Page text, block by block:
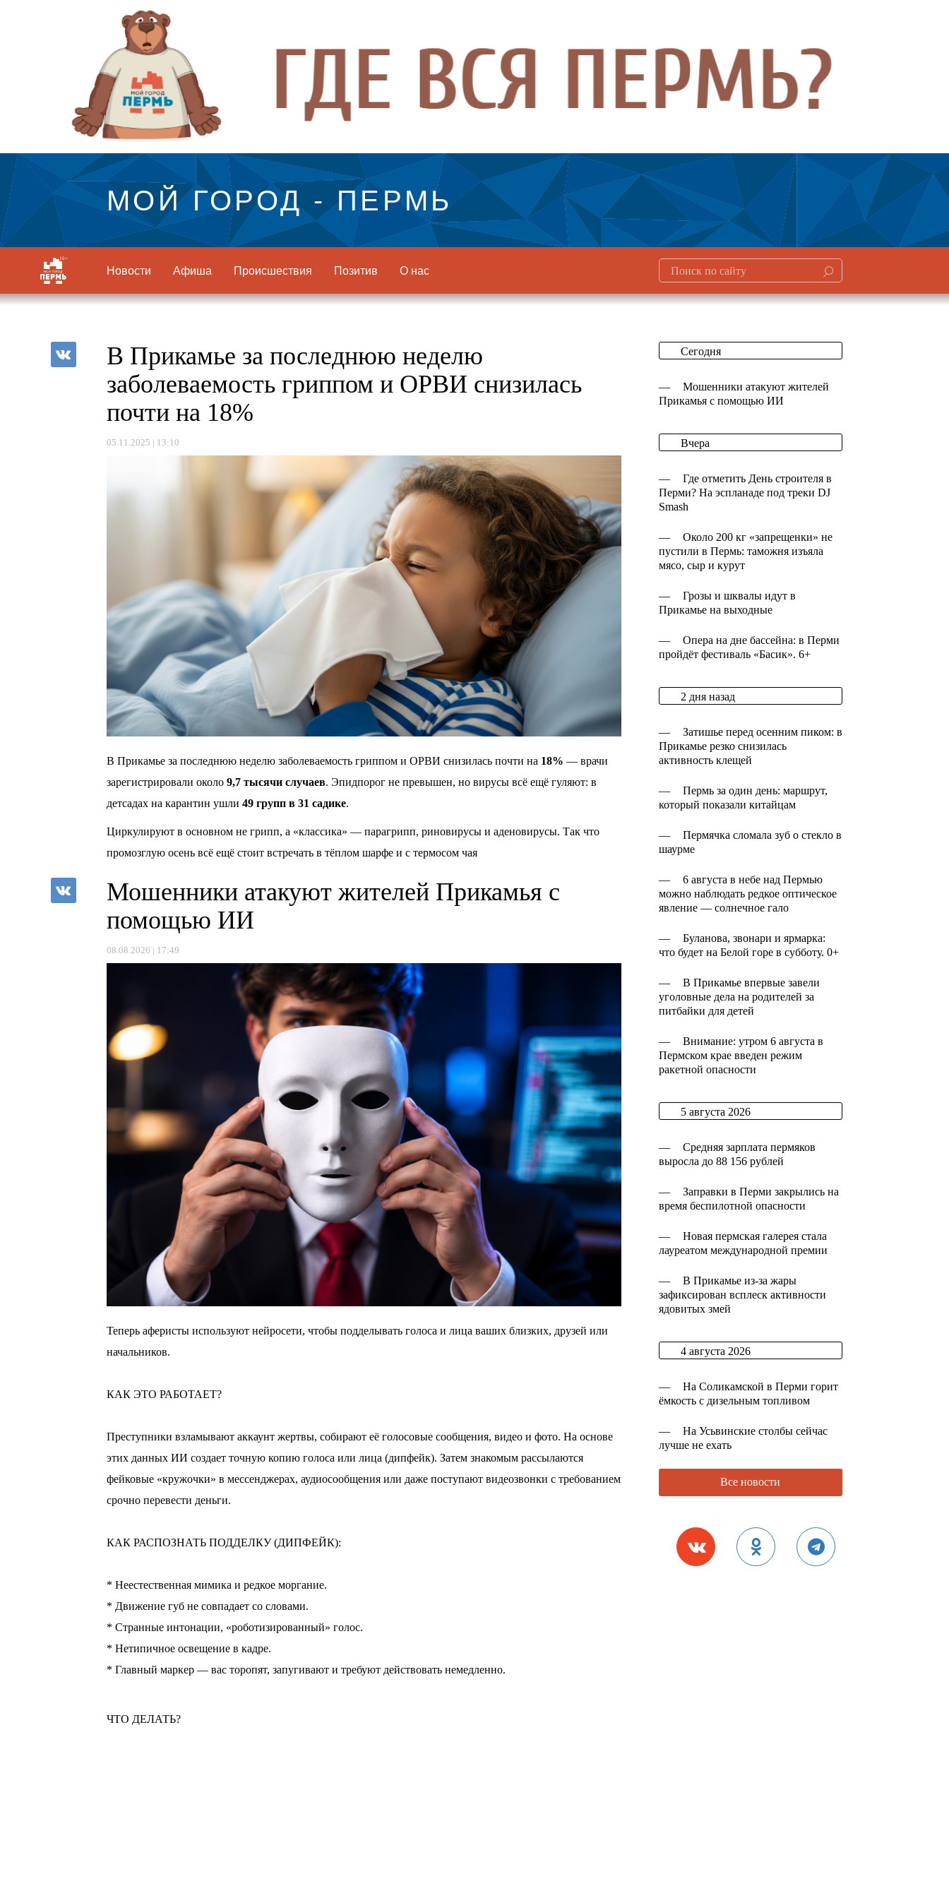
МОЙ ГОРОД - ПЕРМЬ
Новости Афиша Происшествия Позитив О нас
В Прикамье за последнюю неделю
заболеваемость гриппом и ОРВИ снизилась
почти на 18%
05.11.2025 | 13:10
В Прикамье за последнюю неделю заболеваемость гриппом и ОРВИ снизилась почти на 18% — врачи
зарегистрировали около 9,7 тысячи случаев. Эпидпорог не превышен, но вирусы всё ещё гуляют: в
детсадах на карантин ушли 49 групп в 31 садике.
Циркулируют в основном не грипп, а «классика» — парагрипп, риновирусы и аденовирусы. Так что
промозглую осень всё ещё стоит встречать в тёплом шарфе и с термосом чая
Мошенники атакуют жителей Прикамья с
помощью ИИ
08.08.2026 | 17:49
Теперь аферисты используют нейросети, чтобы подделывать голоса и лица ваших близких, друзей или
начальников.
КАК ЭТО РАБОТАЕТ?
Преступники взламывают аккаунт жертвы, собирают её голосовые сообщения, видео и фото. На основе
этих данных ИИ создает точную копию голоса или лица (дипфейк). Затем знакомым рассылаются
фейковые «кружочки» в мессенджерах, аудиосообщения или даже поступают видеозвонки с требованием
срочно перевести деньги.
КАК РАСПОЗНАТЬ ПОДДЕЛКУ (ДИПФЕЙК):
* Неестественная мимика и редкое моргание.
* Движение губ не совпадает со словами.
* Странные интонации, «роботизированный» голос.
* Нетипичное освещение в кадре.
* Главный маркер — вас торопят, запугивают и требуют действовать немедленно.
ЧТО ДЕЛАТЬ?
Сегодня
—
Мошенники атакуют жителей
Прикамья с помощью ИИ
Вчера
—
Где отметить День строителя в
Перми? На эспланаде под треки DJ
Smash
—
Около 200 кг «запрещенки» не
пустили в Пермь: таможня изъяла
мясо, сыр и курут
—
Грозы и шквалы идут в
Прикамье на выходные
—
Опера на дне бассейна: в Перми
пройдёт фестиваль «Басик». 6+
2 дня назад
—
Затишье перед осенним пиком: в
Прикамье резко снизилась
активность клещей
—
Пермь за один день: маршрут,
который показали китайцам
—
Пермячка сломала зуб о стекло в
шаурме
—
6 августа в небе над Пермью
можно наблюдать редкое оптическое
явление — солнечное гало
—
Буланова, звонари и ярмарка:
что будет на Белой горе в субботу. 0+
—
В Прикамье впервые завели
уголовные дела на родителей за
питбайки для детей
—
Внимание: утром 6 августа в
Пермском крае введен режим
ракетной опасности
5 августа 2026
—
Средняя зарплата пермяков
выросла до 88 156 рублей
—
Заправки в Перми закрылись на
время беспилотной опасности
—
Новая пермская галерея стала
лауреатом международной премии
—
В Прикамье из-за жары
зафиксирован всплеск активности
ядовитых змей
4 августа 2026
—
На Соликамской в Перми горит
ёмкость с дизельным топливом
—
На Усьвинские столбы сейчас
лучше не ехать
Все новости